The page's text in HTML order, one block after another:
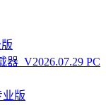
_V2026.07.29 PC
业版